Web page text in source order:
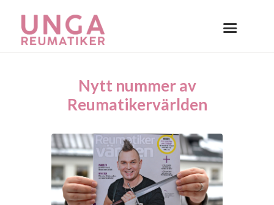
Nytt nummer av
Reumatikervärlden